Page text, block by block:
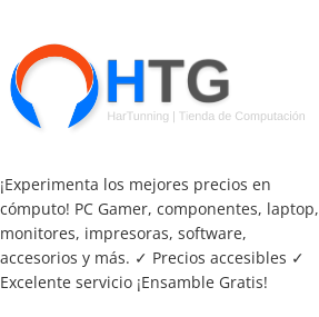
¡Experimenta los mejores precios en
cómputo! PC Gamer, componentes, laptop,
monitores, impresoras, software,
accesorios y más. ✓ Precios accesibles ✓
Excelente servicio ¡Ensamble Gratis!